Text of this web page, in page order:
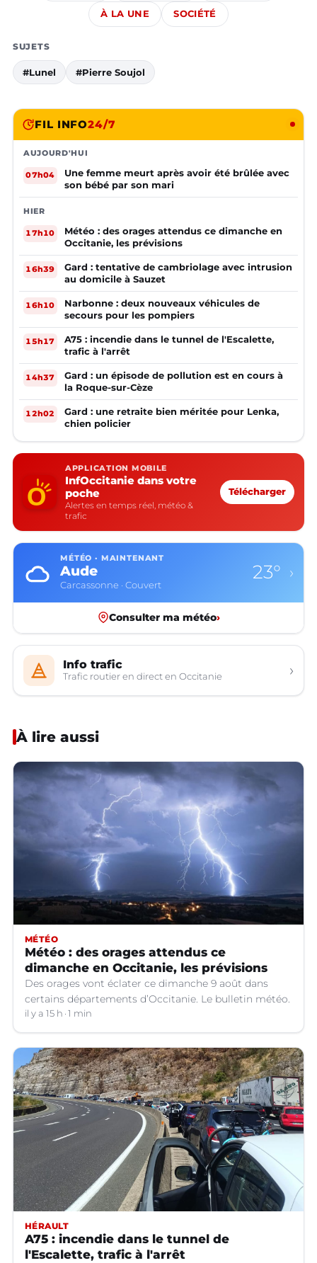
À LA UNE SOCIÉTÉ
SUJETS
#Lunel #Pierre Soujol
FIL INFO24/7
AUJOURD'HUI
07h04
Une femme meurt après avoir été brûlée avec
son bébé par son mari
HIER
17h10
Météo : des orages attendus ce dimanche en
Occitanie, les prévisions
16h39
Gard : tentative de cambriolage avec intrusion
au domicile à Sauzet
16h10
Narbonne : deux nouveaux véhicules de
secours pour les pompiers
15h17
A75 : incendie dans le tunnel de l'Escalette,
trafic à l'arrêt
14h37
Gard : un épisode de pollution est en cours à
la Roque-sur-Cèze
12h02
Gard : une retraite bien méritée pour Lenka,
chien policier
APPLICATION MOBILE
InfOccitanie dans votre
poche
Alertes en temps réel, météo &
trafic
Télécharger
MÉTÉO · MAINTENANT
Aude
Carcassonne · Couvert
23° ›
Consulter ma météo›
Info trafic
Trafic routier en direct en Occitanie ›
À lire aussi
MÉTÉO
Météo : des orages attendus ce
dimanche en Occitanie, les prévisions
Des orages vont éclater ce dimanche 9 août dans
certains départements d’Occitanie. Le bulletin météo.
il y a 15 h 1 min
HÉRAULT
A75 : incendie dans le tunnel de
l'Escalette, trafic à l'arrêt